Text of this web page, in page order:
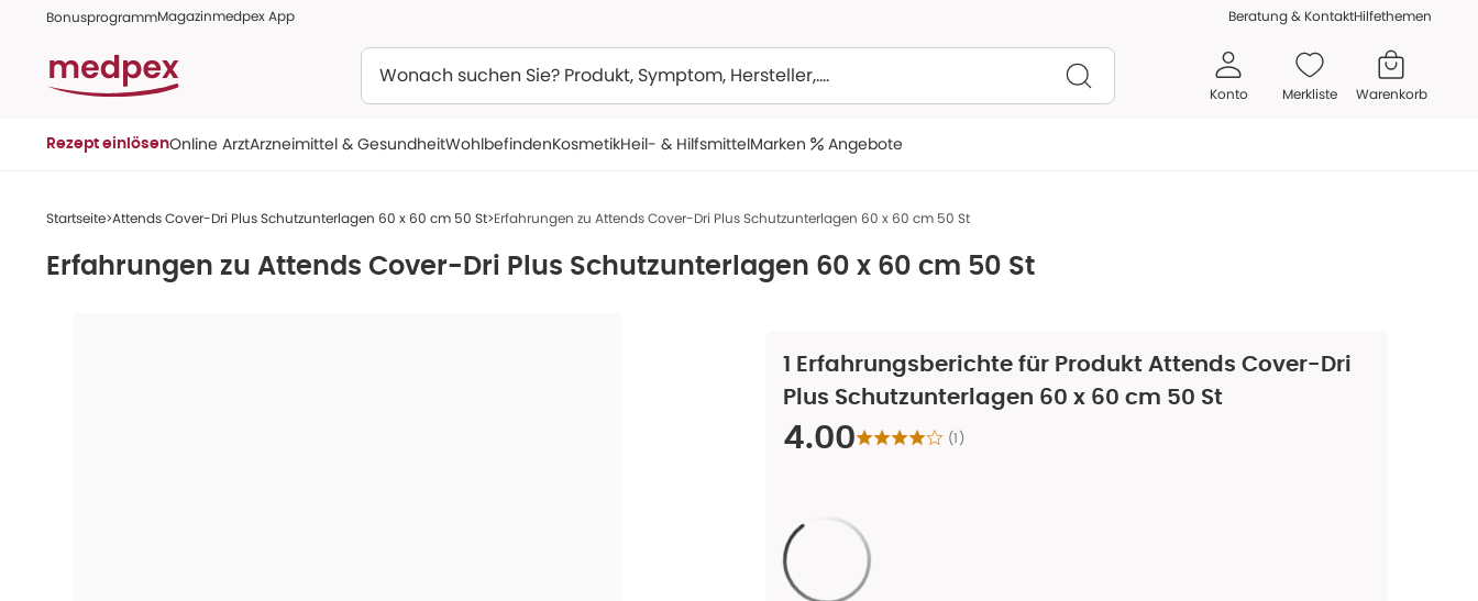
BonusprogrammMagazinmedpex App Beratung & KontaktHilfethemen
Konto Merkliste Warenkorb
Rezept einlösenOnline ArztArzneimittel & GesundheitWohlbefindenKosmetikHeil- & HilfsmittelMarken Angebote
Startseite Attends Cover-Dri Plus Schutzunterlagen 60 x 60 cm 50 St Erfahrungen zu Attends Cover-Dri Plus Schutzunterlagen 60 x 60 cm 50 St
Erfahrungen zu Attends Cover-Dri Plus Schutzunterlagen 60 x 60 cm 50 St
1 Erfahrungsberichte für Produkt Attends Cover-Dri
Plus Schutzunterlagen 60 x 60 cm 50 St
4.00 (1)